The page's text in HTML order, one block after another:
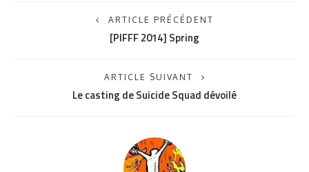
ARTICLE PRÉCÉDENT
[PIFFF 2014] Spring
ARTICLE SUIVANT
Le casting de Suicide Squad dévoilé